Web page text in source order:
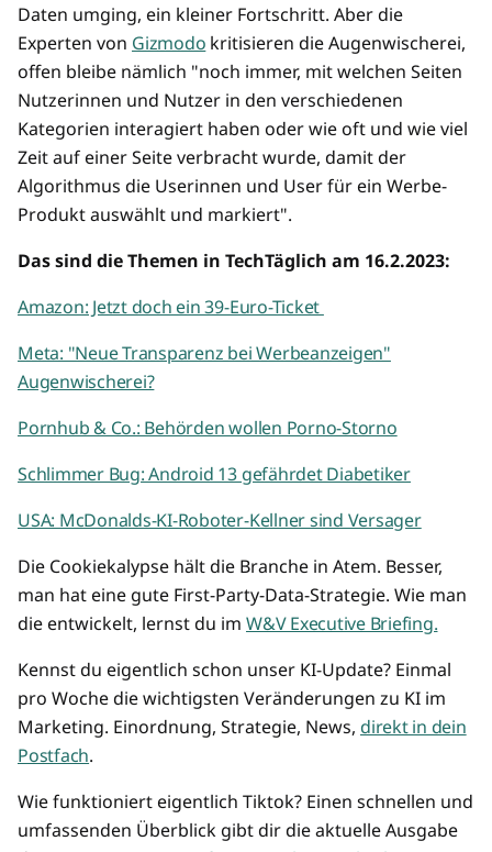
Daten umging, ein kleiner Fortschritt. Aber die
Experten von Gizmodo kritisieren die Augenwischerei,
offen bleibe nämlich "noch immer, mit welchen Seiten
Nutzerinnen und Nutzer in den verschiedenen
Kategorien interagiert haben oder wie oft und wie viel
Zeit auf einer Seite verbracht wurde, damit der
Algorithmus die Userinnen und User für ein Werbe-
Produkt auswählt und markiert".
Das sind die Themen in TechTäglich am 16.2.2023:
Amazon: Jetzt doch ein 39-Euro-Ticket
Meta: "Neue Transparenz bei Werbeanzeigen"
Augenwischerei?
Pornhub & Co.: Behörden wollen Porno-Storno
Schlimmer Bug: Android 13 gefährdet Diabetiker
USA: McDonalds-KI-Roboter-Kellner sind Versager
Die Cookiekalypse hält die Branche in Atem. Besser,
man hat eine gute First-Party-Data-Strategie. Wie man
die entwickelt, lernst du im W&V Executive Briefing.
Kennst du eigentlich schon unser KI-Update? Einmal
pro Woche die wichtigsten Veränderungen zu KI im
Marketing. Einordnung, Strategie, News, direkt in dein
Postfach.
Wie funktioniert eigentlich Tiktok? Einen schnellen und
umfassenden Überblick gibt dir die aktuelle Ausgabe